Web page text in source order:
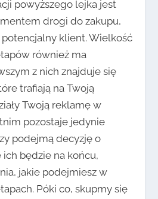
powyższego lejka jest
drogi do zakupu,
klient. Wielkość
również ma
z nich znajduje się
trafiają na Twoją
Twoją reklamę w
pozostaje jedynie
podejmą decyzję o
ich będzie na końcu,
jakie podejmiesz w
Póki co, skupmy się